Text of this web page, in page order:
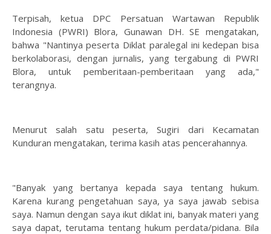
Terpisah, ketua DPC Persatuan Wartawan Republik
Indonesia (PWRI) Blora, Gunawan DH. SE mengatakan,
bahwa "Nantinya peserta Diklat paralegal ini kedepan bisa
berkolaborasi, dengan jurnalis, yang tergabung di PWRI
Blora, untuk pemberitaan-pemberitaan yang ada,"
terangnya.
Menurut salah satu peserta, Sugiri dari Kecamatan
Kunduran mengatakan, terima kasih atas pencerahannya.
"Banyak yang bertanya kepada saya tentang hukum.
Karena kurang pengetahuan saya, ya saya jawab sebisa
saya. Namun dengan saya ikut diklat ini, banyak materi yang
saya dapat, terutama tentang hukum perdata/pidana. Bila